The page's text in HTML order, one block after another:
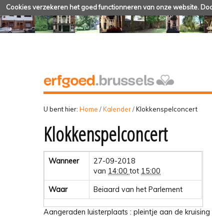
Cookies verzekeren het goed functionneren van onze website.
U bent hier: Home /Kalender/Klokkenspelconcert
Klokkenspelconcert
Wanneer
27-09-2018
van 14:00 tot 15:00
Waar Beiaard van het Parlement
Aangeraden luisterplaats : pleintje aan de